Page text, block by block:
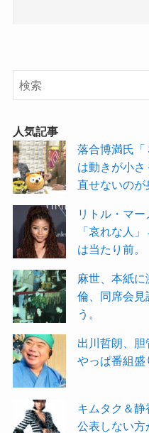
人気記事
落合博満氏「
は動きが小
直せないのが
リトル・マ
「哀れな人
は当たり前。
麻世、本紙
倫、同席会
う。
出川哲朗、
やっぱ番組盛
キムタク＆
公表しない方